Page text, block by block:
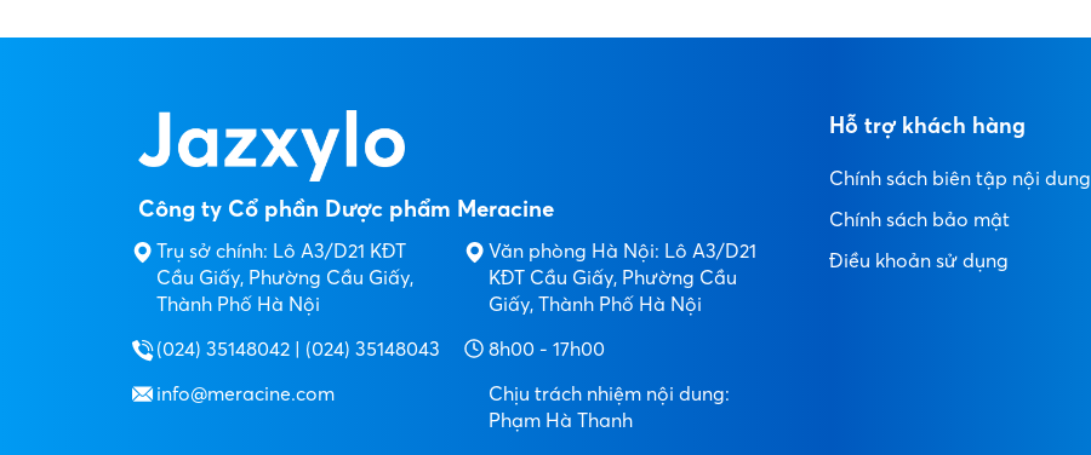
trong bài viết dưới đây!...
Công ty Cổ phần Dược phẩm Meracine
Trụ sở chính: Lô A3/D21 KĐT
Cầu Giấy, Phường Cầu Giấy,
Thành Phố Hà Nội
Văn phòng Hà Nội: Lô A3/D21
KĐT Cầu Giấy, Phường Cầu
Giấy, Thành Phố Hà Nội
(024) 35148042 | (024) 35148043
8h00 - 17h00
info@meracine.com
Chịu trách nhiệm nội dung:
Phạm Hà Thanh
Hỗ trợ khách hàng
Chính sách biên tập nội dung
Chính sách bảo mật
Điều khoản sử dụng